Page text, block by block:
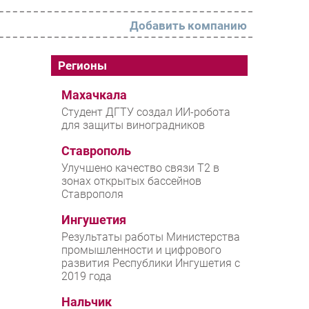
РАЗДЕЛЫ
Новости
Аналитика
Мероприятия
Проекты
IT класс
Тестовый стенд
Каталог компаний
Добавить компанию
Регионы
Махачкала
Студент ДГТУ создал ИИ-робота
для защиты виноградников
Ставрополь
Улучшено качество связи T2 в
зонах открытых бассейнов
Ставрополя
Ингушетия
Результаты работы Министерства
промышленности и цифрового
развития Республики Ингушетия с
2019 года
Нальчик